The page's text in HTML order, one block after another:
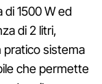
1500 W ed
di 2 litri,
pratico sistema
che permette